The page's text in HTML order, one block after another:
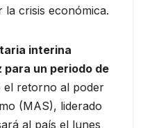
la crisis económica.
interina
un periodo de
el retorno al poder
(MAS), liderado
al país el lunes